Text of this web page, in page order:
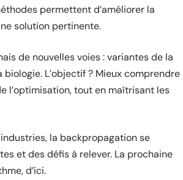
permettent d’améliorer la
solution pertinente.
de nouvelles voies : variantes de la
L’objectif ? Mieux comprendre
l’optimisation, tout en maîtrisant les
la backpropagation se
et des défis à relever. La prochaine
d’ici.